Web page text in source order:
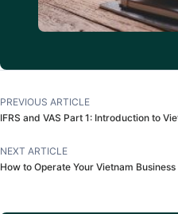
PREVIOUS ARTICLE
IFRS and VAS Part 1: Introduction to
NEXT ARTICLE
How to Operate Your Vietnam